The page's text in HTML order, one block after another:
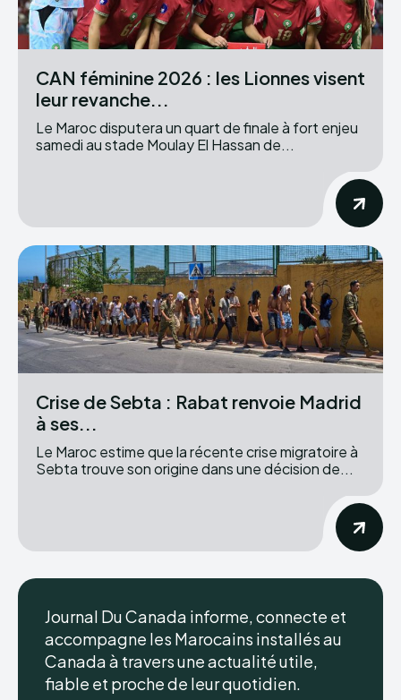
CAN féminine 2026 : les Lionnes visent
leur revanche...
Le Maroc disputera un quart de finale à fort enjeu
samedi au stade Moulay El Hassan de...
Crise de Sebta : Rabat renvoie Madrid
à ses...
Le Maroc estime que la récente crise migratoire à
Sebta trouve son origine dans une décision de...
Journal Du Canada informe, connecte et
accompagne les Marocains installés au
Canada à travers une actualité utile,
fiable et proche de leur quotidien.